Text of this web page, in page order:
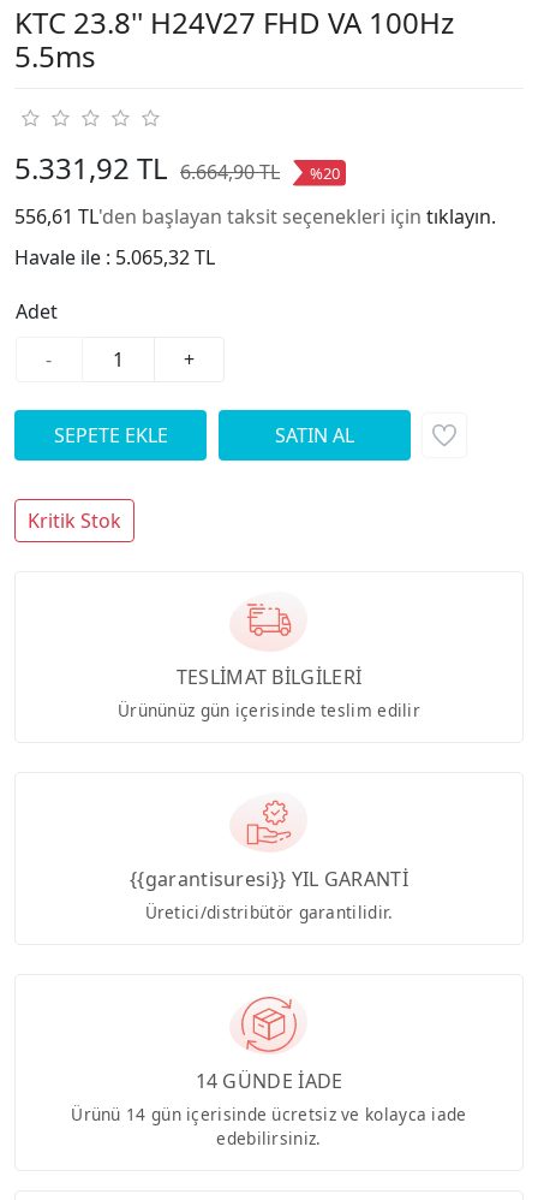
KTC 23.8'' H24V27 FHD VA 100Hz
5.5ms
5.331,92 TL 6.664,90 TL %20
556,61 TL'den başlayan taksit seçenekleri için tıklayın.
Havale ile : 5.065,32 TL
Adet
-
+
Kritik Stok
TESLİMAT BİLGİLERİ
Ürününüz gün içerisinde teslim edilir
{{garantisuresi}} YIL GARANTİ
Üretici/distribütör garantilidir.
14 GÜNDE İADE
Ürünü 14 gün içerisinde ücretsiz ve kolayca iade
edebilirsiniz.